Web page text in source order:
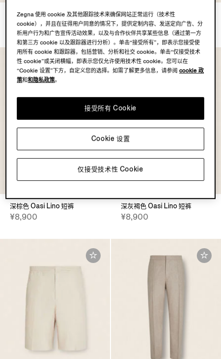
浅灰褐色亚麻长裤
¥9,900
白色 Oasi Lino 短裤
¥8,900
COLLECTION
深棕色 Oasi Lino 短裤
¥8,900
COLLECTION
深灰褐色 Oasi Lino 短裤
¥8,900
Zegna 使用 cookie 及其他跟踪技术来确保网站正常运行（技术性
cookie），并且在征得用户同意的情况下，提供定制内容、发送定向广告、分
析用户行为和广告宣传活动效果，以及与合作伙伴共享某些信息（通过第一方
和第三方 cookie 以及跟踪器进行分析）。单击“接受所有”，即表示您接受使
用所有 cookie 和跟踪器，包括营销、分析和社交 cookie。单击“仅接受技术
性 cookie”或关闭横幅，即表示您仅允许使用技术性 cookie。您可以在
“Cookie 设置”下方，自定义您的选择。如需了解更多信息，请参阅cookie 政
策和和隐私政策。
仅接受技术性 Cookie
接受所有 Cookie
Cookie 设置